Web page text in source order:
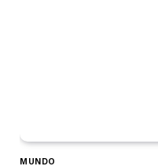
MUNDO